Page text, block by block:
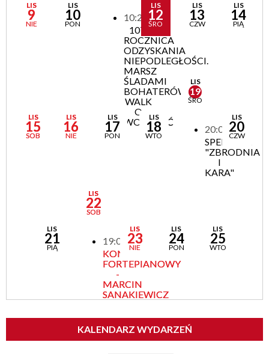
LIS
9
NIE
LIS
10
PON
10:20
107.
ROCZNICA
ODZYSKANIA
NIEPODLEGŁOŚCI.
MARSZ
ŚLADAMI
BOHATERÓW
WALK
O
WOLNOŚĆ
LIS
12
ŚRO
LIS
13
CZW
LIS
14
PIĄ
LIS
15
SOB
LIS
16
NIE
LIS
17
PON
LIS
18
WTO
LIS
19
ŚRO
20:00
SPEKTAKL
"ZBRODNIA
I
KARA"
LIS
20
CZW
LIS
21
PIĄ
LIS
22
SOB
19:00
KONCERT
FORTEPIANOWY
-
MARCIN
SANAKIEWICZ
LIS
23
NIE
LIS
24
PON
LIS
25
WTO
KALENDARZ WYDARZEŃ